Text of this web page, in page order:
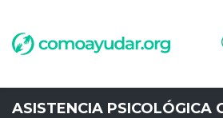
ASISTENCIA PSICOLÓGICA